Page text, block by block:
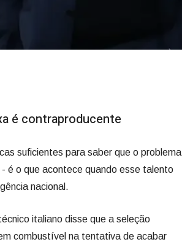
é contraproducente
suficientes para saber que o problema
é o que acontece quando esse talento
nacional.
italiano disse que a seleção
combustível na tentativa de acabar